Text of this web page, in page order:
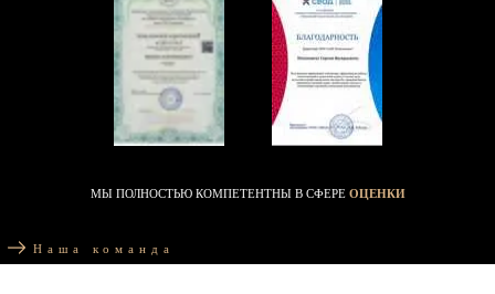
МЫ ПОЛНОСТЬЮ КОМПЕТЕНТНЫ В СФЕРЕ ОЦЕНКИ
Наша команда